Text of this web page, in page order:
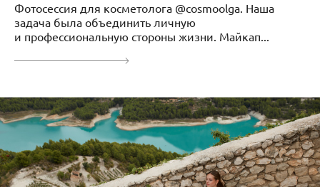
Фотосессия для косметолога @cosmoolga. Наша
задача была объединить личную
и профессиональную стороны жизни. Майкап...